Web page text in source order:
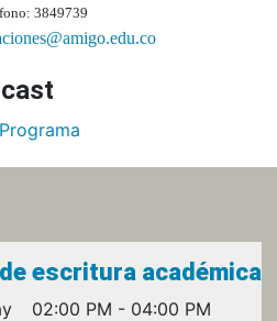
3849739
escritura académica
02:00 PM - 04:00 PM